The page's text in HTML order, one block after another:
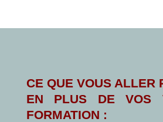
CE QUE VOUS ALLER
EN PLUS DE VOS
FORMATION :